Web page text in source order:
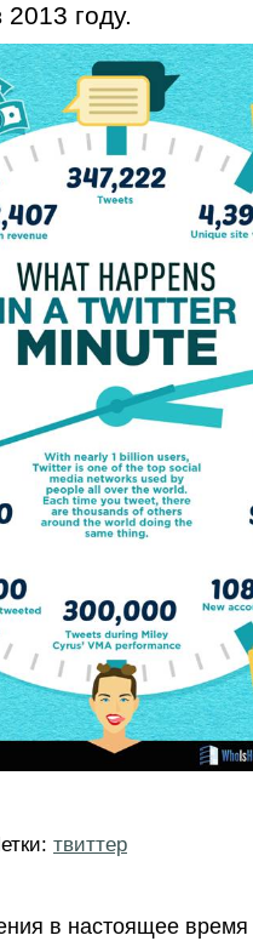
году.
твиттер
в настоящее